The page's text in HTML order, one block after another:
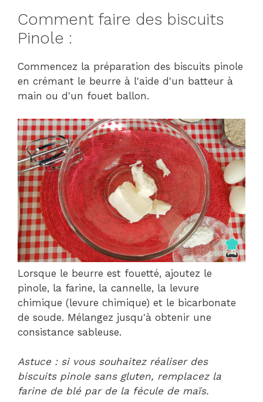
Comment faire des biscuits
Pinole :
Commencez la préparation des biscuits pinole
en crémant le beurre à l'aide d'un batteur à
main ou d'un fouet ballon.
Lorsque le beurre est fouetté, ajoutez le
pinole, la farine, la cannelle, la levure
chimique (levure chimique) et le bicarbonate
de soude. Mélangez jusqu'à obtenir une
consistance sableuse.
Astuce : si vous souhaitez réaliser des
biscuits pinole sans gluten, remplacez la
farine de blé par de la fécule de maïs.